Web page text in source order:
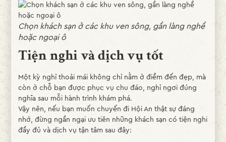
Chọn khách sạn ở các khu ven sông, gần làng nghề
hoặc ngoại ô
Tiện nghi và dịch vụ tốt
Một kỳ nghỉ thoải mái không chỉ nằm ở điểm đến đẹp, mà
còn ở chỗ bạn được phục vụ chu đáo, nghỉ ngơi đúng
nghĩa sau mỗi hành trình khám phá.
Vậy nên, nếu bạn muốn chuyến đi Hội An thật sự đáng
nhớ, đừng ngần ngại ưu tiên những khách sạn có tiện nghi
đầy đủ và dịch vụ tận tâm sau đây: